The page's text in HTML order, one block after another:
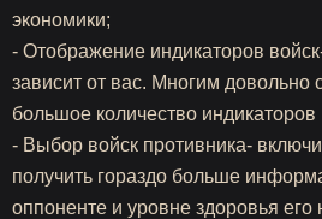
экономики;
- Отображение индикаторов
зависит от вас. Многим довольно
большое количество индикаторов
- Выбор войск противника-
получить гораздо больше
оппоненте и уровне здоровья его